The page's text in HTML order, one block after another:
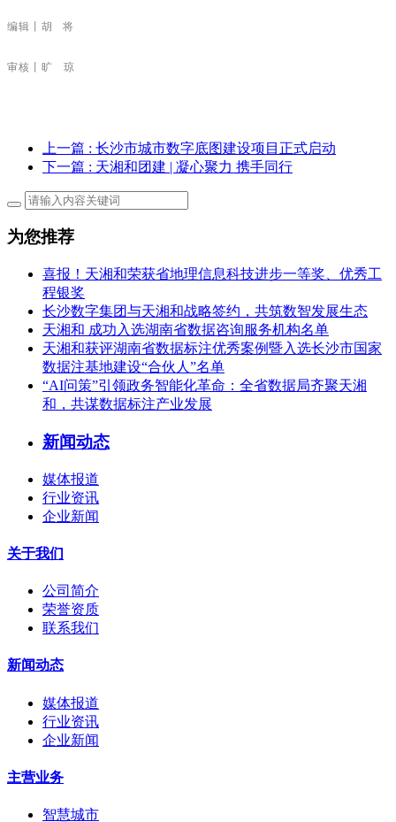
编辑丨 胡 将
审核丨旷 琼
上一篇 : 长沙市城市数字底图建设项目正式启动
下一篇 : 天湘和团建 | 凝心聚力 携手同行
为您推荐
喜报！天湘和荣获省地理信息科技进步一等奖、优秀工
程银奖
长沙数字集团与天湘和战略签约，共筑数智发展生态
天湘和 成功入选湖南省数据咨询服务机构名单
天湘和获评湖南省数据标注优秀案例暨入选长沙市国家
数据注基地建设“合伙人”名单
“AI问策”引领政务智能化革命：全省数据局齐聚天湘
和，共谋数据标注产业发展
新闻动态
媒体报道
行业资讯
企业新闻
关于我们
公司简介
荣誉资质
联系我们
新闻动态
媒体报道
行业资讯
企业新闻
主营业务
智慧城市